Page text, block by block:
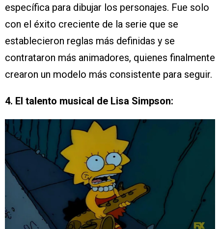
específica para dibujar los personajes. Fue solo
con el éxito creciente de la serie que se
establecieron reglas más definidas y se
contrataron más animadores, quienes finalmente
crearon un modelo más consistente para seguir.
4. El talento musical de Lisa Simpson: